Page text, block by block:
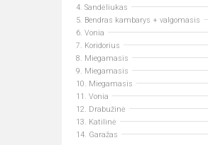
4. Sandėliukas
5. Bendras kambarys + valgomasis
6. Vonia
7. Koridorius
8. Miegamasis
9. Miegamasis
10. Miegamasis
11. Vonia
12. Drabužinė
13. Katilinė
14. Garažas